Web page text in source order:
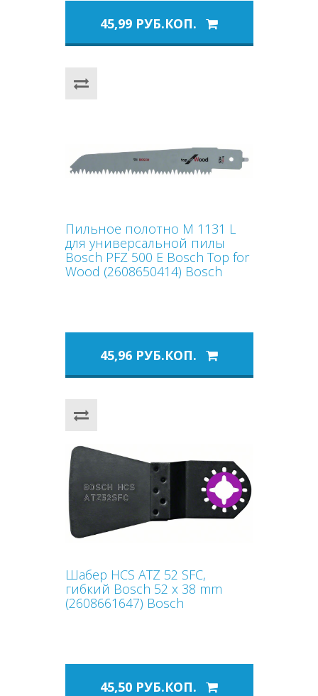
45,99 РУБ.КОП.
Пильное полотно M 1131 L
для универсальной пилы
Bosch PFZ 500 E Bosch Top for
Wood (2608650414) Bosch
45,96 РУБ.КОП.
Шабер HCS ATZ 52 SFC,
гибкий Bosch 52 x 38 mm
(2608661647) Bosch
45,50 РУБ.КОП.